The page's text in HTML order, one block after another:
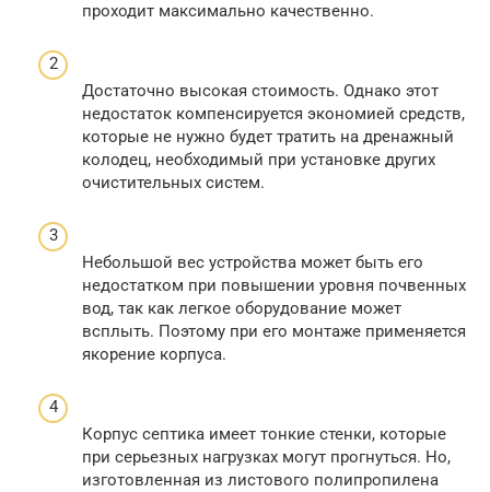
проходит максимально качественно.
Достаточно высокая стоимость. Однако этот
недостаток компенсируется экономией средств,
которые не нужно будет тратить на дренажный
колодец, необходимый при установке других
очистительных систем.
Небольшой вес устройства может быть его
недостатком при повышении уровня почвенных
вод, так как легкое оборудование может
всплыть. Поэтому при его монтаже применяется
якорение корпуса.
Корпус септика имеет тонкие стенки, которые
при серьезных нагрузках могут прогнуться. Но,
изготовленная из листового полипропилена